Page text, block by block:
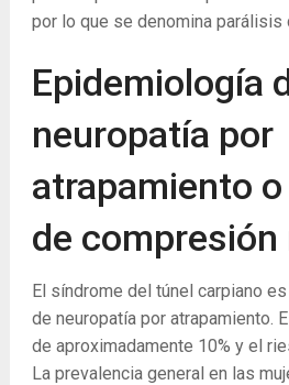
por lo que se denomina parálisis
Epidemiología
neuropatía por
atrapamiento
de compresión
El síndrome del túnel carpiano
de neuropatía por atrapamiento.
de aproximadamente 10% y el
La prevalencia general en las